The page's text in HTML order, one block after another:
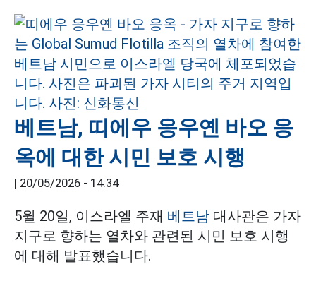
베트남, 띠에우 응우옌 바오 응
옥에 대한 시민 보호 시행
| 20/05/2026 - 14:34
5월 20일, 이스라엘 주재 베트남 대사관은 가자
지구로 향하는 열차와 관련된 시민 보호 시행
에 대해 발표했습니다.